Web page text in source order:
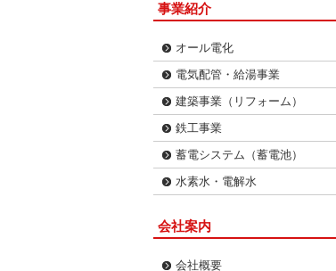
事業紹介
オール電化
電気配管・給湯事業
建築事業（リフォーム）
鉄工事業
蓄電システム（蓄電池）
水素水・電解水
会社案内
会社概要